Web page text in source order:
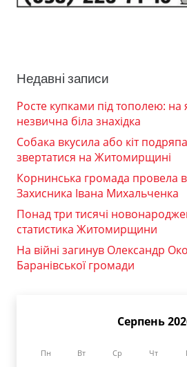
Недавні записи
Росте купками під тополею: на
незвична біла знахідка
Собака вкусила або кіт
звертатися на Житомирщині
Корнинська громада провела
Захисника Івана Михальченка
Понад три тисячі
статистика Житомирщини
На війні загинув Олександр
Баранівської громади
Серпень
Пн Вт Ср Чт